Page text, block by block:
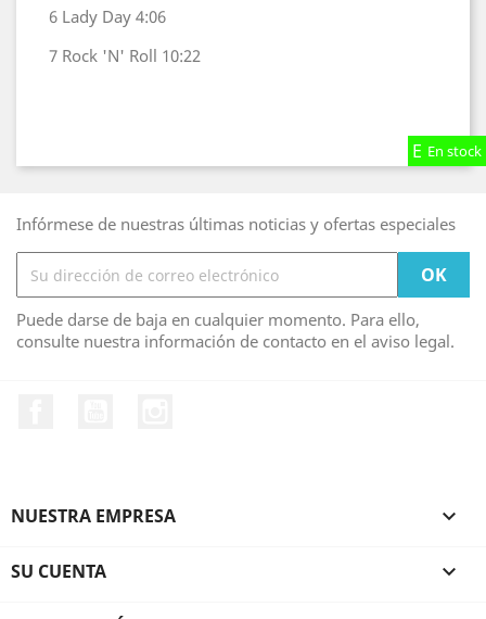
En stock
En stock
En stock
6 Lady Day 4:06
7 Rock 'N' Roll 10:22
Infórmese de nuestras últimas noticias y ofertas especiales
Puede darse de baja en cualquier momento. Para ello,
consulte nuestra información de contacto en el aviso legal.
NUESTRA EMPRESA 
SU CUENTA 